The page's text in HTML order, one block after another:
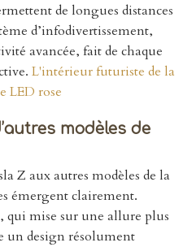
de longues distances
d’infodivertissement,
avancée, fait de chaque
L'intérieur futuriste de la
LED rose
modèles de
Z aux autres modèles de la
émergent clairement.
qui mise sur une allure plus
un design résolument